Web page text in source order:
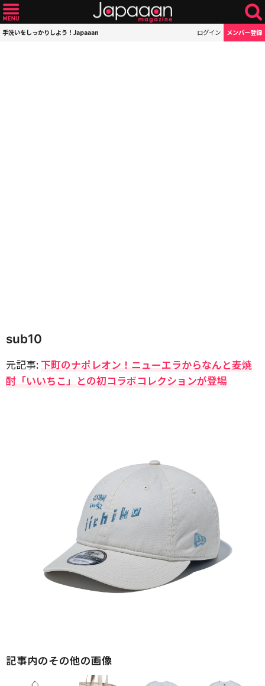
手洗いをしっかりしよう！Japaaan ログイン メンバー登録
sub10
元記事:下町のナポレオン！ニューエラからなんと麦焼
酎「いいちこ」との初コラボコレクションが登場
記事内のその他の画像